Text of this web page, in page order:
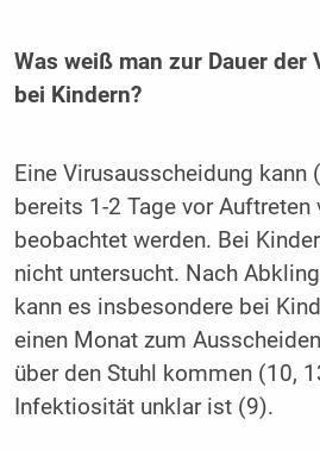
Was weiß man zur Dauer der
bei Kindern?
Eine Virusausscheidung kann
bereits 1-2 Tage vor Auftreten
beobachtet werden. Bei
nicht untersucht. Nach
kann es insbesondere bei
einen Monat zum
über den Stuhl kommen (10,
Infektiosität unklar ist (9).